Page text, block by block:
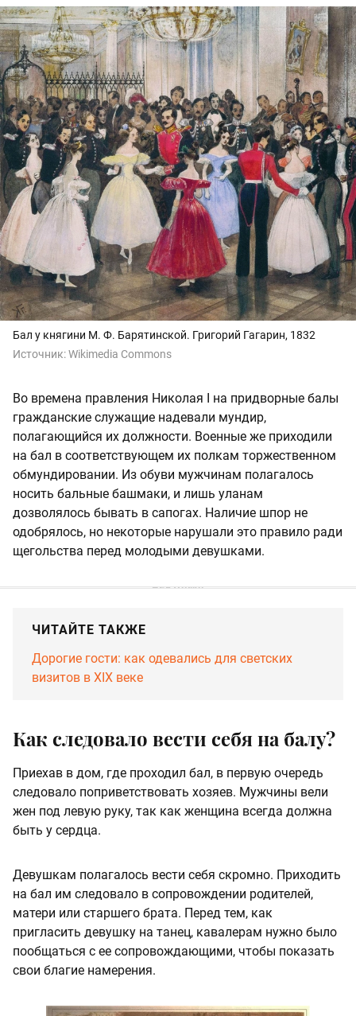
Бал у княгини М. Ф. Барятинской. Григорий Гагарин, 1832
Источник:Wikimedia Commons
Во времена правления Николая I на придворные балы
гражданские служащие надевали мундир,
полагающийся их должности. Военные же приходили
на бал в соответствующем их полкам торжественном
обмундировании. Из обуви мужчинам полагалось
носить бальные башмаки, и лишь уланам
дозволялось бывать в сапогах. Наличие шпор не
одобрялось, но некоторые нарушали это правило ради
щегольства перед молодыми девушками.
ЧИТАЙТЕ ТАКЖЕ
Дорогие гости: как одевались для светских
визитов в XIX веке
Как следовало вести себя на балу?
Приехав в дом, где проходил бал, в первую очередь
следовало поприветствовать хозяев. Мужчины вели
жен под левую руку, так как женщина всегда должна
быть у сердца.
Девушкам полагалось вести себя скромно. Приходить
на бал им следовало в сопровождении родителей,
матери или старшего брата. Перед тем, как
пригласить девушку на танец, кавалерам нужно было
пообщаться с ее сопровождающими, чтобы показать
свои благие намерения.